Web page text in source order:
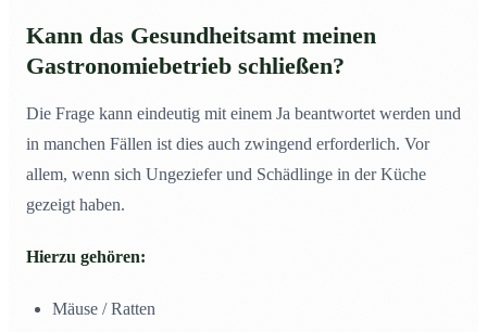
Kann das Gesundheitsamt meinen
Gastronomiebetrieb schließen?
Die Frage kann eindeutig mit einem Ja beantwortet werden und
in manchen Fällen ist dies auch zwingend erforderlich. Vor
allem, wenn sich Ungeziefer und Schädlinge in der Küche
gezeigt haben.
Hierzu gehören:
Mäuse / Ratten